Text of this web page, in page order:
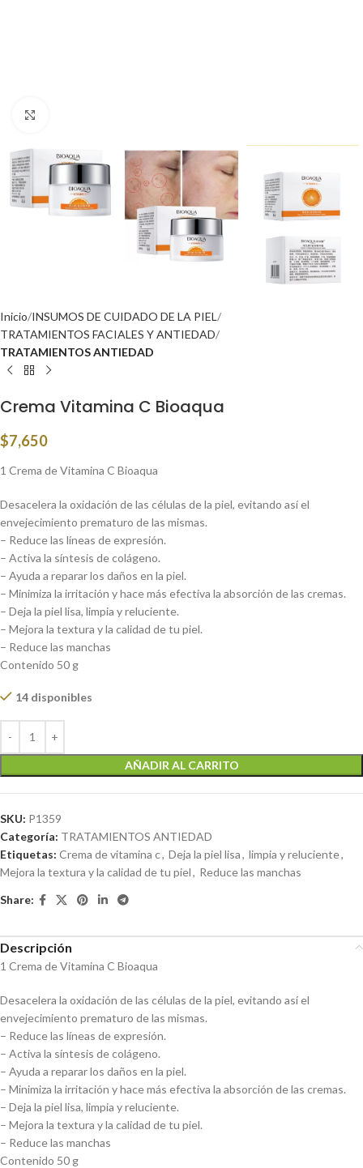
Inicio INSUMOS DE CUIDADO DE LA PIEL
TRATAMIENTOS FACIALES Y ANTIEDAD
TRATAMIENTOS ANTIEDAD
Crema Vitamina C Bioaqua
$7,650
1 Crema de Vitamina C Bioaqua
Desacelera la oxidación de las células de la piel, evitando así el
envejecimiento prematuro de las mismas.
– Reduce las líneas de expresión.
– Activa la síntesis de colágeno.
– Ayuda a reparar los daños en la piel.
– Minimiza la irritación y hace más efectiva la absorción de las cremas.
– Deja la piel lisa, limpia y reluciente.
– Mejora la textura y la calidad de tu piel.
– Reduce las manchas
Contenido 50 g
14 disponibles
AÑADIR AL CARRITO
SKU: P1359
Categoría: TRATAMIENTOS ANTIEDAD
Etiquetas: Crema de vitamina c, Deja la piel lisa, limpia y reluciente,
Mejora la textura y la calidad de tu piel, Reduce las manchas
Share:
Descripción
1 Crema de Vitamina C Bioaqua
Desacelera la oxidación de las células de la piel, evitando así el
envejecimiento prematuro de las mismas.
– Reduce las líneas de expresión.
– Activa la síntesis de colágeno.
– Ayuda a reparar los daños en la piel.
– Minimiza la irritación y hace más efectiva la absorción de las cremas.
– Deja la piel lisa, limpia y reluciente.
– Mejora la textura y la calidad de tu piel.
– Reduce las manchas
Contenido 50 g